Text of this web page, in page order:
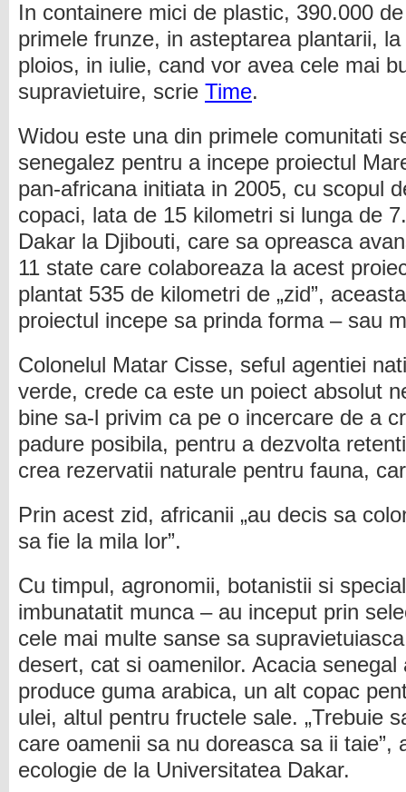
In containere mici de plastic, 390.000
primele frunze, in asteptarea plantarii,
ploios, in iulie, cand vor avea cele mai
supravietuire, scrie Time.
Widou este una din primele comunitati
senegalez pentru a incepe proiectul
pan-africana initiata in 2005, cu scopul
copaci, lata de 15 kilometri si lunga de
Dakar la Djibouti, care sa opreasca
11 state care colaboreaza la acest
plantat 535 de kilometri de „zid”,
proiectul incepe sa prinda forma – sau
Colonelul Matar Cisse, seful agentiei
verde, crede ca este un poiect absolut
bine sa-l privim ca pe o incercare de a
padure posibila, pentru a dezvolta
crea rezervatii naturale pentru fauna,
Prin acest zid, africanii „au decis sa
sa fie la mila lor”.
Cu timpul, agronomii, botanistii si
imbunatatit munca – au inceput prin
cele mai multe sanse sa
desert, cat si oamenilor. Acacia
produce guma arabica, un alt copac
ulei, altul pentru fructele sale. „Trebuie
care oamenii sa nu doreasca sa ii taie”,
ecologie de la Universitatea Dakar.